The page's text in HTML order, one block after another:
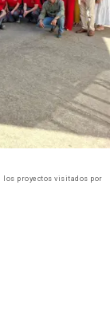
los proyectos visitados por